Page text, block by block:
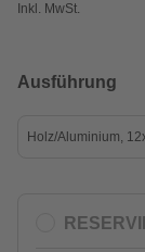
Inkl. MwSt.
Ausführung
Holz/Aluminium,